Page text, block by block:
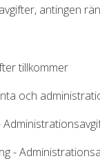
antingen
tillkommer
och
-